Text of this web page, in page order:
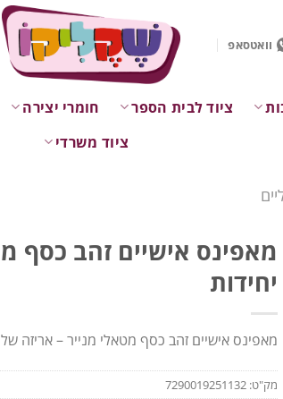
וואטסאפ
ציוד לבית הספר חומרי יצירה
ציוד משרדי
יחידות
מאפינס אישיים זהב כסף מטאלי מנייר – אריזה של 16 יחידות.
מק"ט: 7290019251132